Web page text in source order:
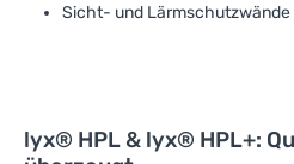
Sicht- und Lärmschutzwände
lyx® HPL & lyx® HPL+: